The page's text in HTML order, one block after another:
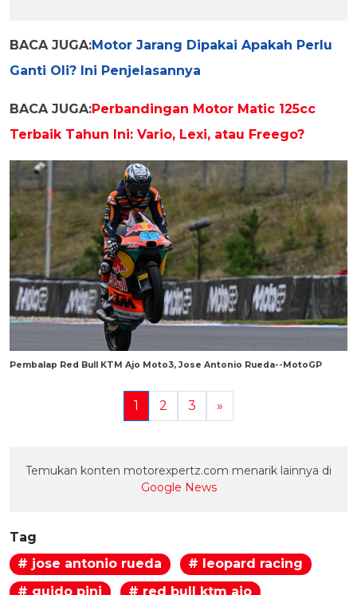
BACA JUGA:Motor Jarang Dipakai Apakah Perlu
Ganti Oli? Ini Penjelasannya
BACA JUGA:Perbandingan Motor Matic 125cc
Terbaik Tahun Ini: Vario, Lexi, atau Freego?
Pembalap Red Bull KTM Ajo Moto3, Jose Antonio Rueda--MotoGP
1 2 3 »
Temukan konten motorexpertz.com menarik lainnya di
Google News
Tag
# jose antonio rueda
# leopard racing
# guido pini
# red bull ktm ajo